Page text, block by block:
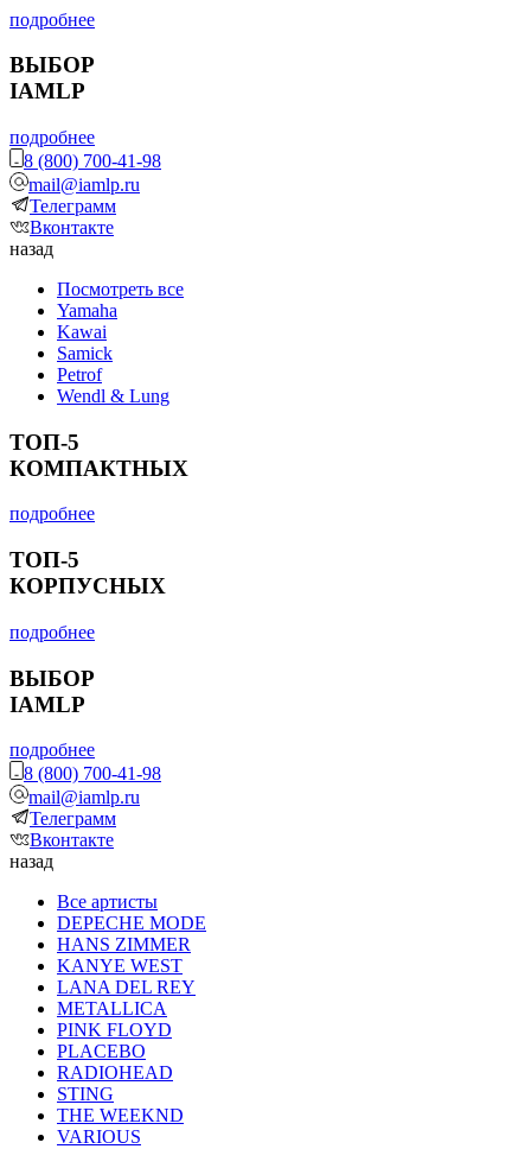
подробнее
ВЫБОР
IAMLP
подробнее
8 (800) 700-41-98
mail@iamlp.ru
Телеграмм
Вконтакте
назад
Посмотреть все
Yamaha
Kawai
Samick
Petrof
Wendl & Lung
ТОП-5
КОМПАКТНЫХ
подробнее
ТОП-5
КОРПУСНЫХ
подробнее
ВЫБОР
IAMLP
подробнее
8 (800) 700-41-98
mail@iamlp.ru
Телеграмм
Вконтакте
назад
Все артисты
DEPECHE MODE
HANS ZIMMER
KANYE WEST
LANA DEL REY
METALLICA
PINK FLOYD
PLACEBO
RADIOHEAD
STING
THE WEEKND
VARIOUS